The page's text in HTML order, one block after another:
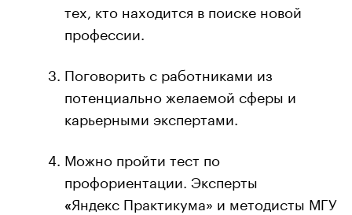
тех, кто находится в поиске новой
профессии.
Поговорить с работниками из
потенциально желаемой сферы и
карьерными экспертами.
Можно пройти тест по
профориентации. Эксперты
«Яндекс Практикума» и методисты МГУ